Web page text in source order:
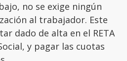
no se exige ningún
al trabajador. Este
dado de alta en el RETA
y pagar las cuotas